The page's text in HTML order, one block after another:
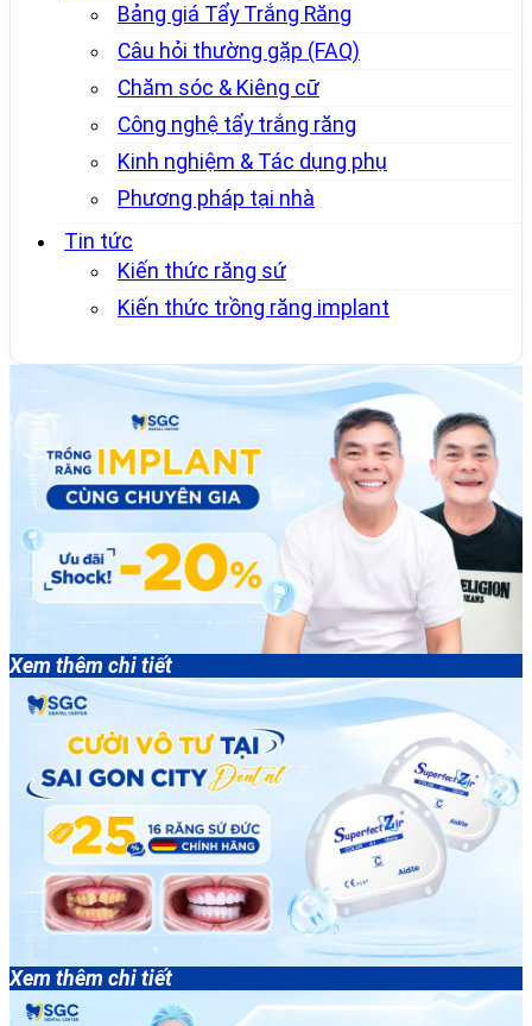
Bảng giá Tẩy Trắng Răng
Câu hỏi thường gặp (FAQ)
Chăm sóc & Kiêng cữ
Công nghệ tẩy trắng răng
Kinh nghiệm & Tác dụng phụ
Phương pháp tại nhà
Tin tức
Kiến thức răng sứ
Kiến thức trồng răng implant
Xem thêm chi tiết
Xem thêm chi tiết